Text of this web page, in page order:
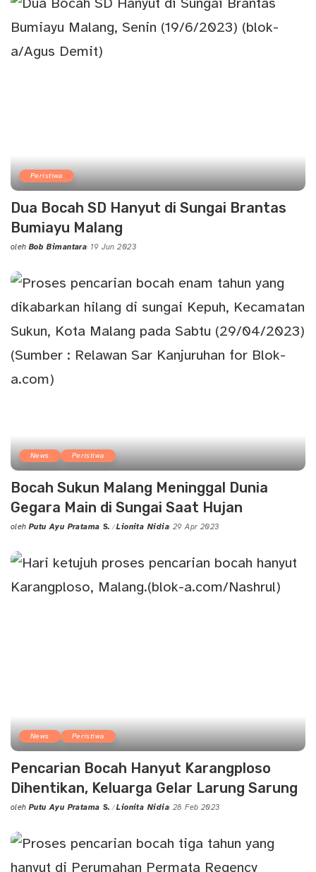
Peristiwa
Dua Bocah SD Hanyut di Sungai Brantas
Bumiayu Malang
Posted
oleh Bob Bimantara 19 Jun 2023
News Peristiwa
Bocah Sukun Malang Meninggal Dunia
Gegara Main di Sungai Saat Hujan
Posted
oleh Putu Ayu Pratama S. Lionita Nidia 29 Apr 2023
News Peristiwa
Pencarian Bocah Hanyut Karangploso
Dihentikan, Keluarga Gelar Larung Sarung
Posted
oleh Putu Ayu Pratama S. Lionita Nidia 28 Feb 2023